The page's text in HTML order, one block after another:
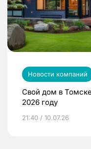
Новости компаний
Свой дом в
2026 году
21:40 / 10.07.26